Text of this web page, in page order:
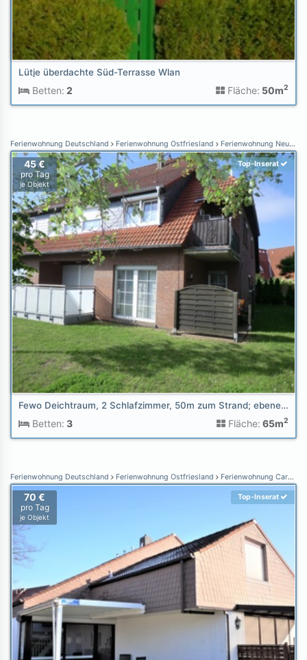
Lütje überdachte Süd-Terrasse Wlan
Betten: 2 Fläche: 50m2
Ferienwohnung Deutschland Ferienwohnung Ostfriesland Ferienwohnung Neuharlingersiel
45 €
pro Tag
je Objekt
Top-Inserat
Fewo Deichtraum, 2 Schlafzimmer, 50m zum Strand; ebenerdig
Betten: 3 Fläche: 65m2
Ferienwohnung Deutschland Ferienwohnung Ostfriesland Ferienwohnung Carolinensiel
70 €
pro Tag
je Objekt
Top-Inserat